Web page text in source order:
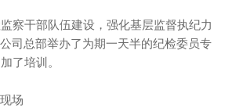
察干部队伍建设，强化基层监督执纪力
司总部举办了为期一天半的纪检委员专
了培训。
场